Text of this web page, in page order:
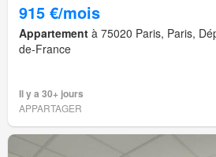
915 €/mois
Appartement à 75020 Paris, Paris,
de-France
Il y a 30+ jours
APPARTAGER